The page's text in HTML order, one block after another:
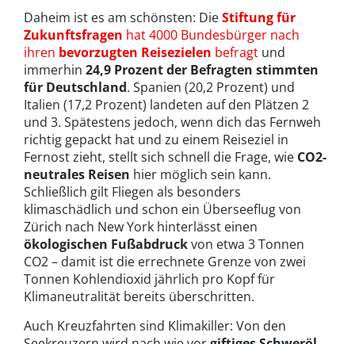
Daheim ist es am schönsten: DieStiftung für
Zukunftsfragen hat 4000 Bundesbürger nach
ihren bevorzugten Reisezielen befragt und
immerhin 24,9 Prozent der Befragten stimmten
für Deutschland. Spanien (20,2 Prozent) und
Italien (17,2 Prozent) landeten auf den Plätzen 2
und 3. Spätestens jedoch, wenn dich das Fernweh
richtig gepackt hat und zu einem Reiseziel in
Fernost zieht, stellt sich schnell die Frage, wie CO2-
neutrales Reisen hier möglich sein kann.
Schließlich gilt Fliegen als besonders
klimaschädlich und schon ein Überseeflug von
Zürich nach New York hinterlässt einen
ökologischen Fußabdruckvon etwa 3 Tonnen
CO2 – damit ist die errechnete Grenze von zwei
Tonnen Kohlendioxid jährlich pro Kopf für
Klimaneutralität bereits überschritten.
Auch Kreuzfahrten sind Klimakiller: Von den